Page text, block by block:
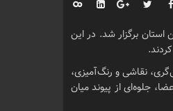
در مراکز این استان برگزار شد. در این
نقاشی و رنگ‌آمیزی،
جلوه‌ای از پیوند میان